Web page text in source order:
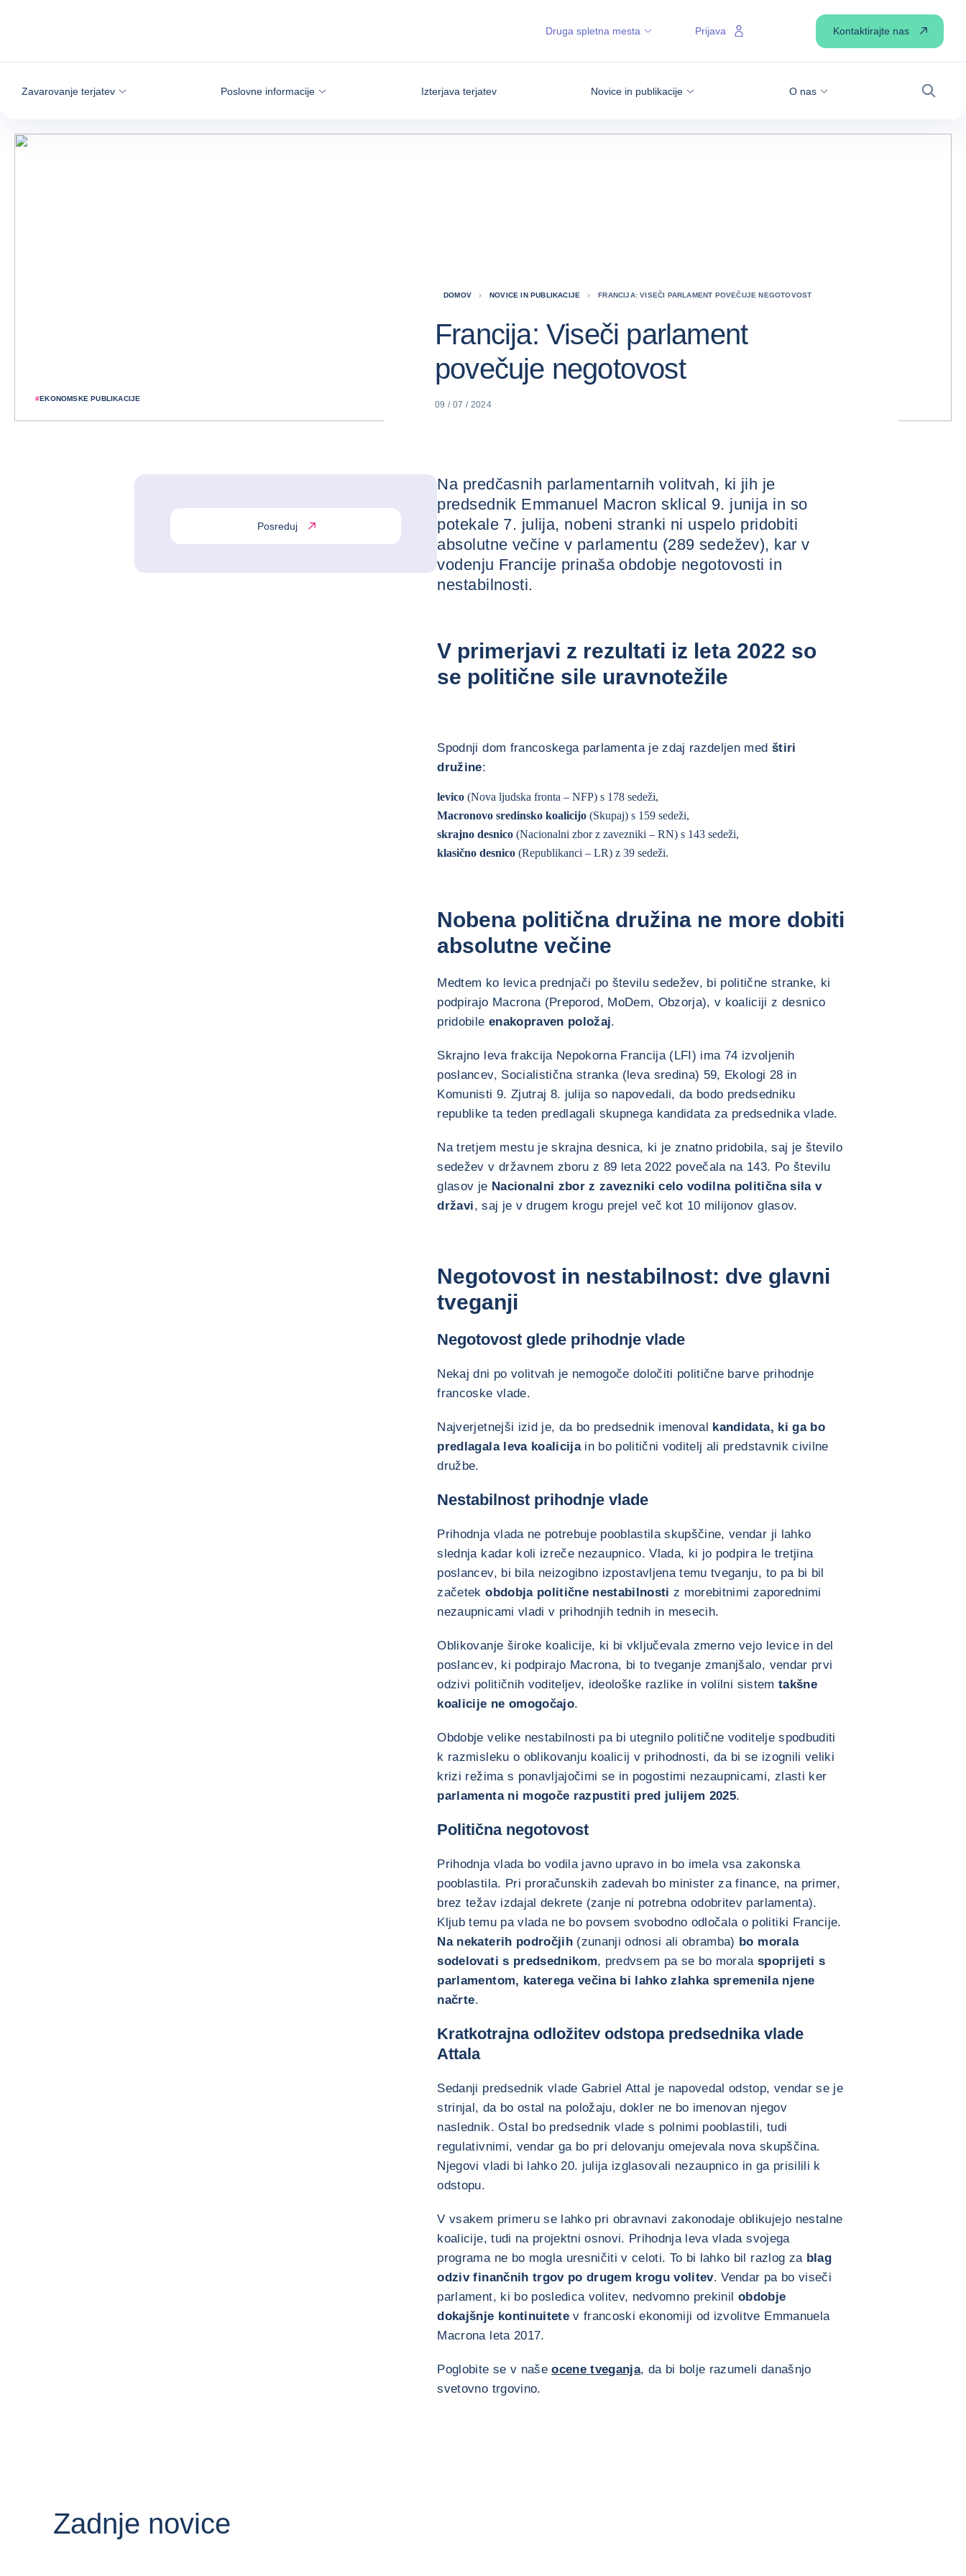
Zavarovanje terjatev Poslovne informacije Izterjava terjatev Novice in publikacije O nas
Iskanje
Druga spletna mesta Prijava Kontaktirajte nas
#EKONOMSKE PUBLIKACIJE
DOMOV NOVICE IN PUBLIKACIJE FRANCIJA: VISEČI PARLAMENT POVEČUJE NEGOTOVOST
Francija: Viseči parlament
povečuje negotovost
09 / 07 / 2024
Posreduj
Na predčasnih parlamentarnih volitvah, ki jih je
predsednik Emmanuel Macron sklical 9. junija in so
potekale 7. julija, nobeni stranki ni uspelo pridobiti
absolutne večine v parlamentu (289 sedežev), kar v
vodenju Francije prinaša obdobje negotovosti in
nestabilnosti.
V primerjavi z rezultati iz leta 2022 so
se politične sile uravnotežile
Spodnji dom francoskega parlamenta je zdaj razdeljen med štiri
družine:
levico(Nova ljudska fronta – NFP) s 178 sedeži,
Macronovo sredinsko koalicijo (Skupaj) s 159 sedeži,
skrajno desnico (Nacionalni zbor z zavezniki – RN) s 143 sedeži,
klasično desnico (Republikanci – LR) z 39 sedeži.
Nobena politična družina ne more dobiti
absolutne večine
Medtem ko levica prednjači po številu sedežev, bi politične stranke, ki
podpirajo Macrona (Preporod, MoDem, Obzorja), v koaliciji z desnico
pridobile enakopraven položaj.
Skrajno leva frakcija Nepokorna Francija (LFI) ima 74 izvoljenih
poslancev, Socialistična stranka (leva sredina) 59, Ekologi 28 in
Komunisti 9. Zjutraj 8. julija so napovedali, da bodo predsedniku
republike ta teden predlagali skupnega kandidata za predsednika vlade.
Na tretjem mestu je skrajna desnica, ki je znatno pridobila, saj je število
sedežev v državnem zboru z 89 leta 2022 povečala na 143. Po številu
glasov je Nacionalni zbor z zavezniki celo vodilna politična sila v
državi, saj je v drugem krogu prejel več kot 10 milijonov glasov.
Negotovost in nestabilnost: dve glavni
tveganji
Negotovost glede prihodnje vlade
Nekaj dni po volitvah je nemogoče določiti politične barve prihodnje
francoske vlade.
Najverjetnejši izid je, da bo predsednik imenoval kandidata, ki ga bo
predlagala leva koalicijain bo politični voditelj ali predstavnik civilne
družbe.
Nestabilnost prihodnje vlade
Prihodnja vlada ne potrebuje pooblastila skupščine, vendar ji lahko
slednja kadar koli izreče nezaupnico. Vlada, ki jo podpira le tretjina
poslancev, bi bila neizogibno izpostavljena temu tveganju, to pa bi bil
začetekobdobja politične nestabilnosti z morebitnimi zaporednimi
nezaupnicami vladi v prihodnjih tednih in mesecih.
Oblikovanje široke koalicije, ki bi vključevala zmerno vejo levice in del
poslancev, ki podpirajo Macrona, bi to tveganje zmanjšalo, vendar prvi
odzivi političnih voditeljev, ideološke razlike in volilni sistem takšne
koalicije ne omogočajo.
Obdobje velike nestabilnosti pa bi utegnilo politične voditelje spodbuditi
k razmisleku o oblikovanju koalicij v prihodnosti, da bi se izognili veliki
krizi režima s ponavljajočimi se in pogostimi nezaupnicami, zlasti ker
parlamenta ni mogoče razpustiti pred julijem 2025.
Politična negotovost
Prihodnja vlada bo vodila javno upravo in bo imela vsa zakonska
pooblastila. Pri proračunskih zadevah bo minister za finance, na primer,
brez težav izdajal dekrete (zanje ni potrebna odobritev parlamenta).
Kljub temu pa vlada ne bo povsem svobodno odločala o politiki Francije.
Na nekaterih področjih(zunanji odnosi ali obramba) bo morala
sodelovati s predsednikom, predvsem pa se bo moralaspoprijeti s
parlamentom, katerega večina bi lahko zlahka spremenila njene
načrte.
Kratkotrajna odložitev odstopa predsednika vlade
Attala
Sedanji predsednik vlade Gabriel Attal je napovedal odstop, vendar se je
strinjal, da bo ostal na položaju, dokler ne bo imenovan njegov
naslednik. Ostal bo predsednik vlade s polnimi pooblastili, tudi
regulativnimi, vendar ga bo pri delovanju omejevala nova skupščina.
Njegovi vladi bi lahko 20. julija izglasovali nezaupnico in ga prisilili k
odstopu.
V vsakem primeru se lahko pri obravnavi zakonodaje oblikujejo nestalne
koalicije, tudi na projektni osnovi. Prihodnja leva vlada svojega
programa ne bo mogla uresničiti v celoti. To bi lahko bil razlog za blag
odziv finančnih trgov po drugem krogu volitev. Vendar pa bo viseči
parlament, ki bo posledica volitev, nedvomno prekinil obdobje
dokajšnje kontinuitetev francoski ekonomiji od izvolitve Emmanuela
Macrona leta 2017.
Poglobite se v našeocene tveganja, da bi bolje razumeli današnjo
svetovno trgovino.
Zadnje novice